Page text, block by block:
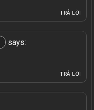
TRẢ LỜI
says:
TRẢ LỜI